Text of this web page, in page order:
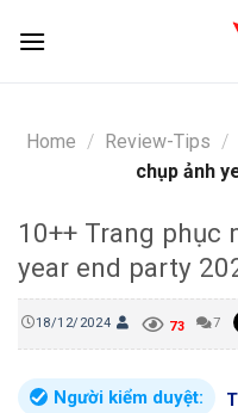
Home / Review-Tips /
chụp ảnh
10++ Trang phục
year end party
18/12/2024 73 7
Người kiểm duyệt: